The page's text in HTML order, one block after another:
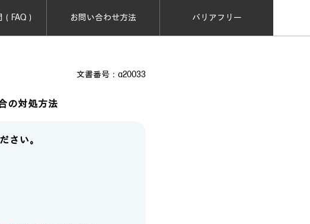
FAQ） お問い合わせ方法 バリアフリー
文書番号：a20033
の対処方法
さい。